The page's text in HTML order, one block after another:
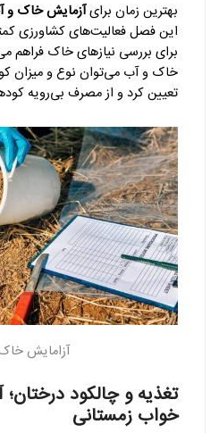
بهترین زمان برایآزمایش خاک و
این فصل فعالیت‌های کشاورزی
برای بررسی نیازهای خاک فراهم
خاک و آب می‌توان نوع و میزان
تعیین کرد و از مصرف بی‌رویه
آزامایش
تغذیه و چالکود درختان؛
خواب زمستانی